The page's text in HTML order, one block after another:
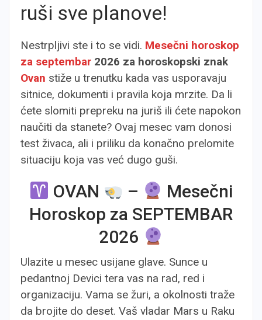
ruši sve planove!
Nestrpljivi ste i to se vidi. Mesečni horoskop
za septembar 2026 za horoskopski znak
Ovan stiže u trenutku kada vas usporavaju
sitnice, dokumenti i pravila koja mrzite. Da li
ćete slomiti prepreku na juriš ili ćete napokon
naučiti da stanete? Ovaj mesec vam donosi
test živaca, ali i priliku da konačno prelomite
situaciju koja vas već dugo guši.
OVAN –
Mesečni
Horoskop za SEPTEMBAR
2026
Ulazite u mesec usijane glave. Sunce u
pedantnoj Devici tera vas na rad, red i
organizaciju. Vama se žuri, a okolnosti traže
da brojite do deset. Vaš vladar Mars u Raku